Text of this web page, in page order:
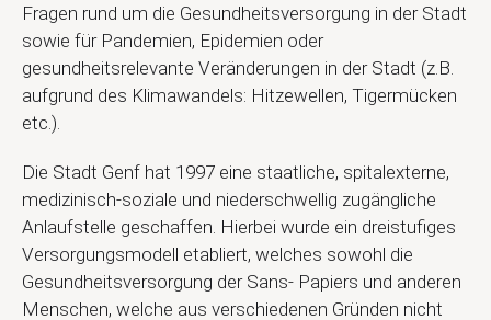
Fragen rund um die Gesundheitsversorgung in der Stadt
sowie für Pandemien, Epidemien oder
gesundheitsrelevante Veränderungen in der Stadt (z.B.
aufgrund des Klimawandels: Hitzewellen, Tigermücken
etc.).
Die Stadt Genf hat 1997 eine staatliche, spitalexterne,
medizinisch-soziale und niederschwellig zugängliche
Anlaufstelle geschaffen. Hierbei wurde ein dreistufiges
Versorgungsmodell etabliert, welches sowohl die
Gesundheitsversorgung der Sans- Papiers und anderen
Menschen, welche aus verschiedenen Gründen nicht